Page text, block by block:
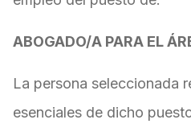
ABOGADO/A PARA EL
La persona seleccionada
esenciales de dicho